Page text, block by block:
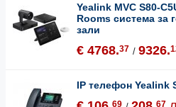
Yealink MVC S80-
Rooms система за
зали
€ 4768.37 / 9326.
IP телефон Yealink
69 67